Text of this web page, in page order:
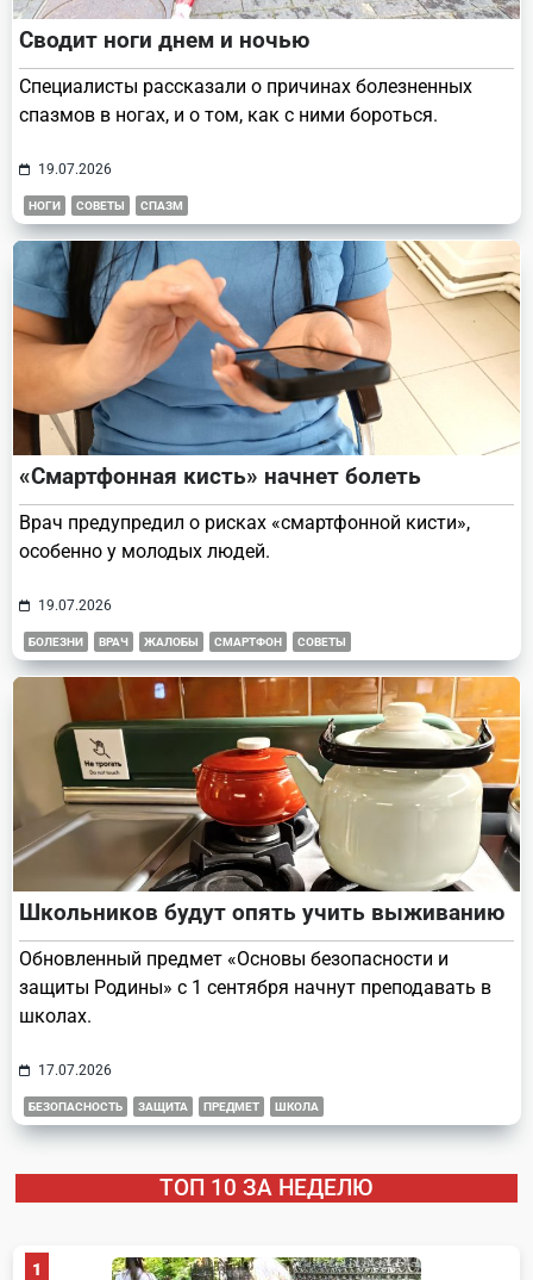
Сводит ноги днем и ночью
Специалисты рассказали о причинах болезненных
спазмов в ногах, и о том, как с ними бороться.
19.07.2026
НОГИ СОВЕТЫ СПАЗМ
«Смартфонная кисть» начнет болеть
Врач предупредил о рисках «смартфонной кисти»,
особенно у молодых людей.
19.07.2026
БОЛЕЗНИ ВРАЧ ЖАЛОБЫ СМАРТФОН СОВЕТЫ
Школьников будут опять учить выживанию
Обновленный предмет «Основы безопасности и
защиты Родины» с 1 сентября начнут преподавать в
школах.
17.07.2026
БЕЗОПАСНОСТЬ ЗАЩИТА ПРЕДМЕТ ШКОЛА
ТОП 10 ЗА НЕДЕЛЮ